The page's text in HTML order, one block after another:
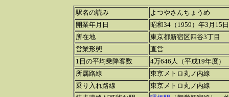
駅名の読み
よつやさんちょうめ
開業年月日
昭和34（1959）年3月15日
所在地
東京都新宿区四谷3丁目
営業形態
直営
1日の平均乗降客数
4万646人（平成19年度）
所属路線
東京メトロ丸ノ内線
乗り入れ路線
東京メトロ丸ノ内線